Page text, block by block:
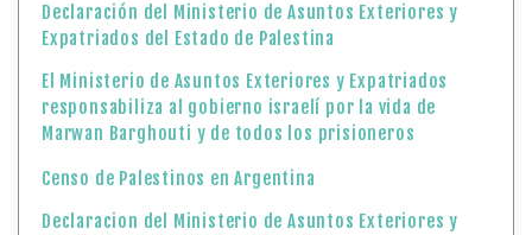
Declaración del Ministerio de Asuntos Exteriores y
Expatriados del Estado de Palestina
El Ministerio de Asuntos Exteriores y Expatriados
responsabiliza al gobierno israelí por la vida de
Marwan Barghouti y de todos los prisioneros
Censo de Palestinos en Argentina
Declaracion del Ministerio de Asuntos Exteriores y